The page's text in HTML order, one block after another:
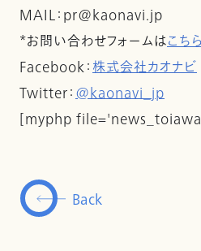
MAIL：pr@kaonavi.jp
*お問い合わせフォームはこち
Facebook：株式会社カオナビ
Twitter：@kaonavi_jp
[myphp
Back